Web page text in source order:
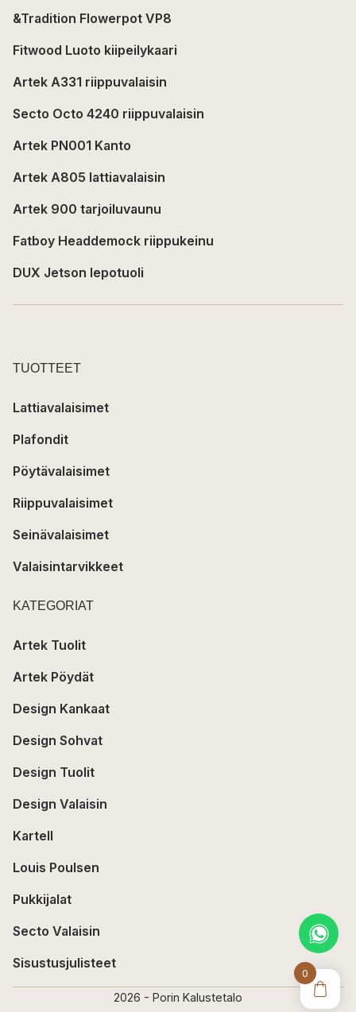
0
&Tradition Flowerpot VP8
Fitwood Luoto kiipeilykaari
Artek A331 riippuvalaisin
Secto Octo 4240 riippuvalaisin
Artek PN001 Kanto
Artek A805 lattiavalaisin
Artek 900 tarjoiluvaunu
Fatboy Headdemock riippukeinu
DUX Jetson lepotuoli
TUOTTEET
Lattiavalaisimet
Plafondit
Pöytävalaisimet
Riippuvalaisimet
Seinävalaisimet
Valaisintarvikkeet
KATEGORIAT
Artek Tuolit
Artek Pöydät
Design Kankaat
Design Sohvat
Design Tuolit
Design Valaisin
Kartell
Louis Poulsen
Pukkijalat
Secto Valaisin
Sisustusjulisteet
2026 - Porin Kalustetalo